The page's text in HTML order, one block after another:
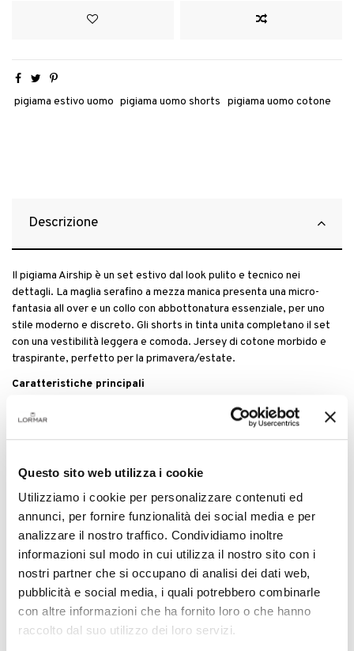
Questo sito web utilizza i cookie
Utilizziamo i cookie per personalizzare contenuti ed
annunci, per fornire funzionalità dei social media e per
analizzare il nostro traffico. Condividiamo inoltre
informazioni sul modo in cui utilizza il nostro sito con i
nostri partner che si occupano di analisi dei dati web,
pubblicità e social media, i quali potrebbero combinarle
con altre informazioni che ha fornito loro o che hanno
raccolto dal suo utilizzo dei loro servizi.
pigiama estivo uomo pigiama uomo shorts pigiama uomo cotone
Descrizione
Il pigiama Airship è un set estivo dal look pulito e tecnico nei
dettagli. La maglia serafino a mezza manica presenta una micro-
fantasia all over e un collo con abbottonatura essenziale, per uno
stile moderno e discreto. Gli shorts in tinta unita completano il set
con una vestibilità leggera e comoda. Jersey di cotone morbido e
traspirante, perfetto per la primavera/estate.
Caratteristiche principali
Maglia serafino a mezza manica in jersey di cotone con micro-
Plus
Cotone traspirante e mano morbida
Look contemporaneo, dettagli puliti
Ideale per la primavera/estate
Cura del capo
Lavare delicatamente seguendo le istruzioni in etichetta.
Dettagli del prodotto